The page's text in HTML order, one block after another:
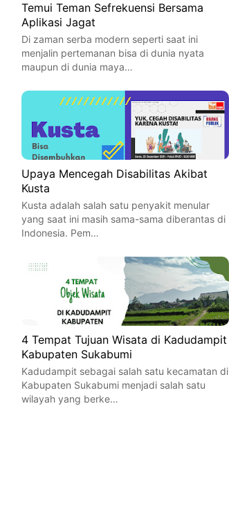
Temui Teman Sefrekuensi Bersama
Aplikasi Jagat
Di zaman serba modern seperti saat ini
menjalin pertemanan bisa di dunia nyata
maupun di dunia maya…
Upaya Mencegah Disabilitas Akibat
Kusta
Kusta adalah salah satu penyakit menular
yang saat ini masih sama-sama diberantas di
Indonesia. Pem…
4 Tempat Tujuan Wisata di Kadudampit
Kabupaten Sukabumi
Kadudampit sebagai salah satu kecamatan di
Kabupaten Sukabumi menjadi salah satu
wilayah yang berke…